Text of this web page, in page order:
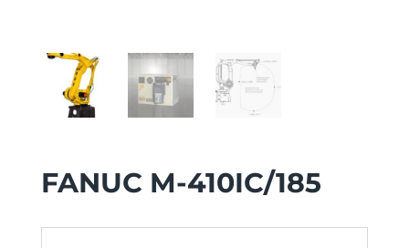
FANUC M-410IC/185